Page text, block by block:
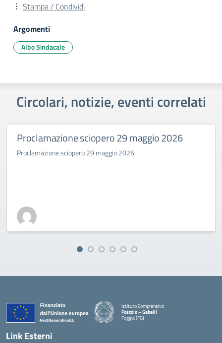
Stampa / Condividi
Argomenti
Albo Sindacale
Circolari, notizie, eventi correlati
Proclamazione sciopero 29 maggio 2026
Proclamazione sciopero 29 maggio 2026
Istituto Comprensivo
Foscolo – Gabelli
Foggia (FG)
— Visita la pagina iniziale della scuola
Link Esterni